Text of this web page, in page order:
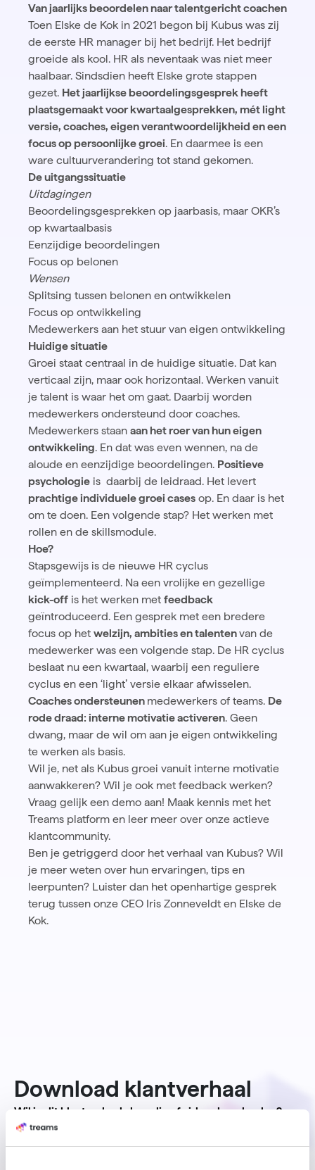
Van jaarlijks beoordelen naar talentgericht coachen
Toen Elske de Kok in 2021 begon bij Kubus was zij
de eerste HR manager bij het bedrijf. Het bedrijf
groeide als kool. HR als neventaak was niet meer
haalbaar. Sindsdien heeft Elske grote stappen
gezet. Het jaarlijkse beoordelingsgesprek heeft
plaatsgemaakt voor kwartaalgesprekken, mét light
versie, coaches, eigen verantwoordelijkheid en een
focus op persoonlijke groei. En daarmee is een
ware cultuurverandering tot stand gekomen.
De uitgangssituatie
Uitdagingen
Beoordelingsgesprekken op jaarbasis, maar OKR’s
op kwartaalbasis
Eenzijdige beoordelingen
Focus op belonen
Wensen
Splitsing tussen belonen en ontwikkelen
Focus op ontwikkeling
Medewerkers aan het stuur van eigen ontwikkeling
Huidige situatie
Groei staat centraal in de huidige situatie. Dat kan
verticaal zijn, maar ook horizontaal. Werken vanuit
je talent is waar het om gaat. Daarbij worden
medewerkers ondersteund door coaches.
Medewerkers staan aan het roer van hun eigen
ontwikkeling. En dat was even wennen, na de
aloude en eenzijdige beoordelingen. Positieve
psychologie is daarbij de leidraad. Het levert
prachtige individuele groei cases op. En daar is het
om te doen. Een volgende stap? Het werken met
rollen en de skillsmodule.
Hoe?
Stapsgewijs is de nieuwe HR cyclus
geïmplementeerd. Na een vrolijke en gezellige
kick-off is het werken met feedback
geïntroduceerd. Een gesprek met een bredere
focus op het welzijn, ambities en talentenvan de
medewerker was een volgende stap. De HR cyclus
beslaat nu een kwartaal, waarbij een reguliere
cyclus en een ‘light’ versie elkaar afwisselen.
Coaches ondersteunen medewerkers of teams. De
rode draad: interne motivatie activeren. Geen
dwang, maar de wil om aan je eigen ontwikkeling
te werken als basis.
Wil je, net als Kubus groei vanuit interne motivatie
aanwakkeren? Wil je ook met feedback werken?
Vraag gelijk een demo aan! Maak kennis met het
Treams platform en leer meer over onze actieve
klantcommunity.
Ben je getriggerd door het verhaal van Kubus? Wil
je meer weten over hun ervaringen, tips en
leerpunten? Luister dan het openhartige gesprek
terug tussen onze CEO Iris Zonneveldt en Elske de
Kok.
Download klantverhaal
Wil je dit klantverhaal als audio of video downloaden?
Audio